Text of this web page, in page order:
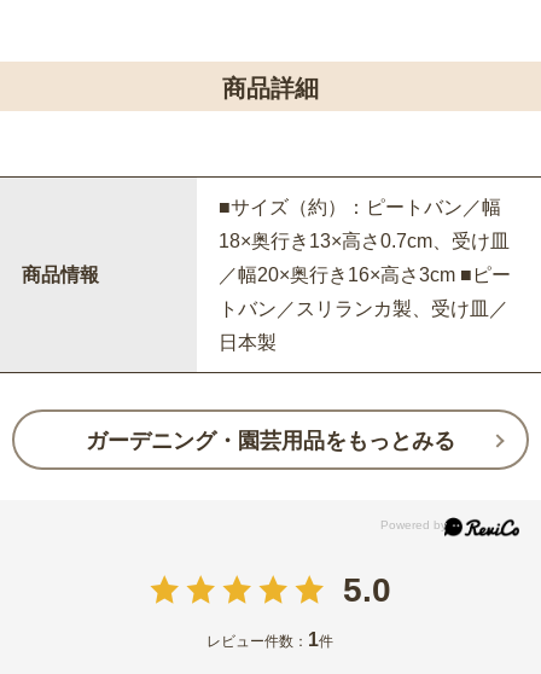
商品詳細
商品情報
■サイズ（約）：ピートバン／幅
18×奥行き13×高さ0.7cm、受け皿
／幅20×奥行き16×高さ3cm ■ピー
トバン／スリランカ製、受け皿／
日本製
ガーデニング・園芸用品をもっとみる
5.0
レビュー件数： 1件